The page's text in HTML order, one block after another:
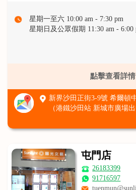
星期一至六 10:00 am - 7:30 pm
星期日及公眾假期 11:30 am - 6:00
點擊查看詳情
新界沙田正街3-9號 希爾頓
（港鐵沙田站 新城市廣場出
屯門店
26183399
91716597